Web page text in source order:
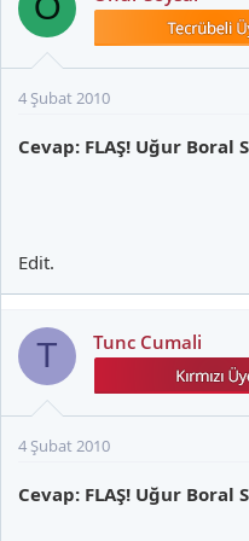
4 Şubat 2010
Cevap: FLAŞ! Uğur Boral
Edit.
T Tunc Cumali
4 Şubat 2010
Cevap: FLAŞ! Uğur Boral